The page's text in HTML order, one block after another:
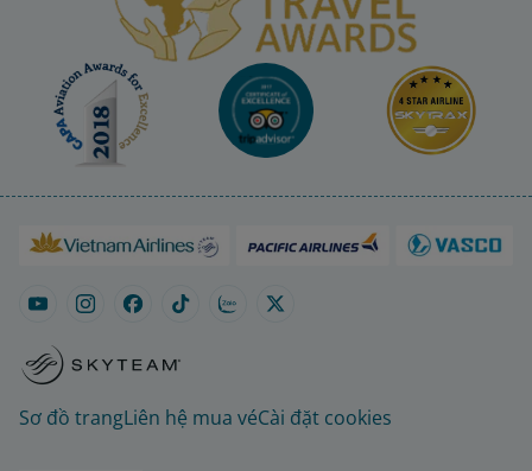
Sơ đồ trangLiên hệ mua véCài đặt cookies